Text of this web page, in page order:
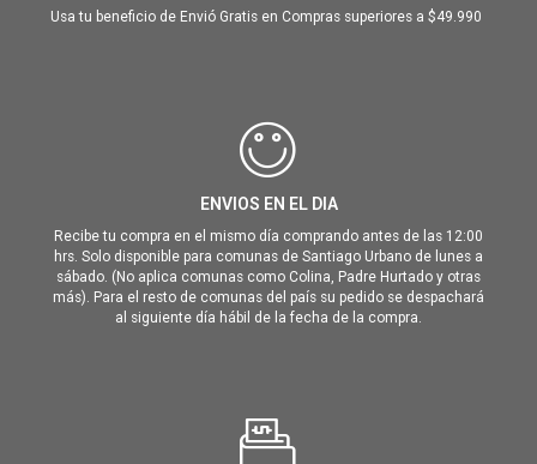
Usa tu beneficio de Envió Gratis en Compras superiores a $49.990
ENVIOS EN EL DIA
Recibe tu compra en el mismo día comprando antes de las 12:00
hrs. Solo disponible para comunas de Santiago Urbano de lunes a
sábado. (No aplica comunas como Colina, Padre Hurtado y otras
más). Para el resto de comunas del país su pedido se despachará
al siguiente día hábil de la fecha de la compra.